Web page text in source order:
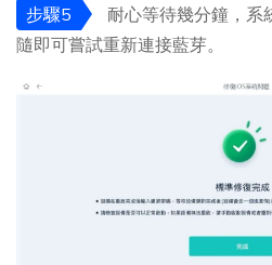
步驟5
耐心等待幾分鐘，系
隨即可嘗試重新連接藍芽。